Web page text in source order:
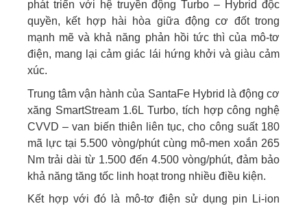
phát triển với hệ truyền động Turbo – Hybrid độc
quyền, kết hợp hài hòa giữa động cơ đốt trong
mạnh mẽ và khả năng phản hồi tức thì của mô-tơ
điện, mang lại cảm giác lái hứng khởi và giàu cảm
xúc.
Trung tâm vận hành của SantaFe Hybrid là động cơ
xăng SmartStream 1.6L Turbo, tích hợp công nghệ
CVVD – van biến thiên liên tục, cho công suất 180
mã lực tại 5.500 vòng/phút cùng mô-men xoắn 265
Nm trải dài từ 1.500 đến 4.500 vòng/phút, đảm bảo
khả năng tăng tốc linh hoạt trong nhiều điều kiện.
Kết hợp với đó là mô-tơ điện sử dụng pin Li-ion